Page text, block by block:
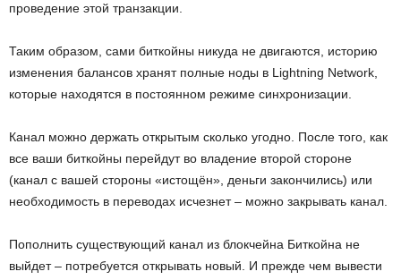
проведение этой транзакции.
Таким образом, сами биткойны никуда не двигаются, историю
изменения балансов хранят полные ноды в Lightning Network,
которые находятся в постоянном режиме синхронизации.
Канал можно держать открытым сколько угодно. После того, как
все ваши биткойны перейдут во владение второй стороне
(канал с вашей стороны «истощён», деньги закончились) или
необходимость в переводах исчезнет – можно закрывать канал.
Пополнить существующий канал из блокчейна Биткойна не
выйдет – потребуется открывать новый. И прежде чем вывести